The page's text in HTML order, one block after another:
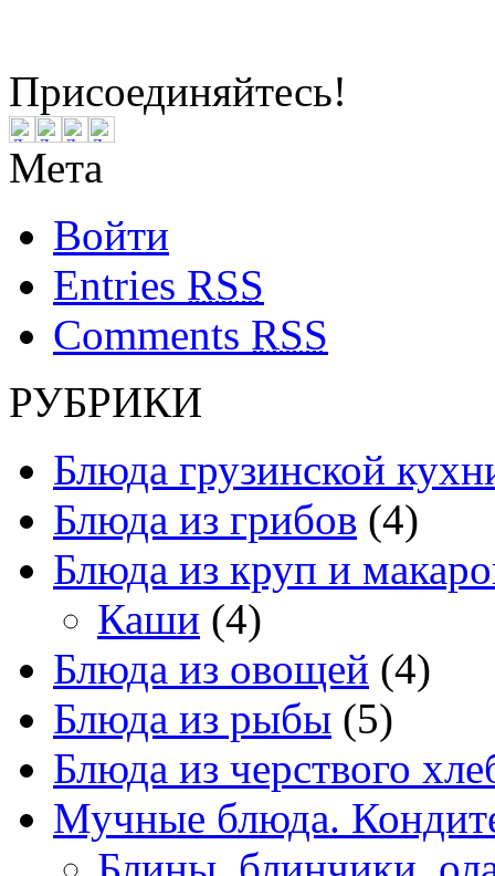
Присоединяйтесь!
Мета
Войти
Entries RSS
Comments RSS
РУБРИКИ
Блюда грузинской
Блюда из грибов (4)
Блюда из круп и
Каши (4)
Блюда из овощей (4)
Блюда из рыбы (5)
Блюда из черствого
Мучные блюда.